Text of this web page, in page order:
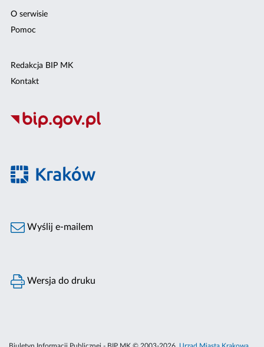
O serwisie
Pomoc
Redakcja BIP MK
Kontakt
Wyślij e-mailem
Wersja do druku